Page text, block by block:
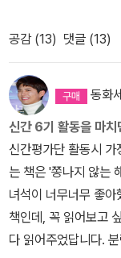
소망한다.(이민수 /
학 - 참 많다. 하지만
가장 많이 할 수 있는
들과함께 읽은 책이
한 사람인지, 올곧은
지만, 사람보다 더 따
히 주관적일 수 있다
아가는 우리는 지금의
모른다. 그러나 사람
모습은 객관적으로
통해서 객관적으로
딘 6기 유아 분야 신
레 계미형>이 책에서
간에 집중해야 하는
에종종 질책을 받아
것을 얻었기에 참 의
시선으로 빨리빨리
을 보고 느끼며보내었
지 못했고 이해해주
알아갈 수 있게 해주
다./ 알라딘 6기 유아
칙에 의해서만 움직
위해 타협과 협박으로
사람들... 인간 세상
말로 개만도 못한 사
공감 (13) 댓글 (13)
동화
신간 6기 활동을 마치
신간평가단 활동시
는 책은 '쫑나지 않는
녀석이 너무너무 좋
책인데, 꼭 읽어보고
다 읽어주었답니다.